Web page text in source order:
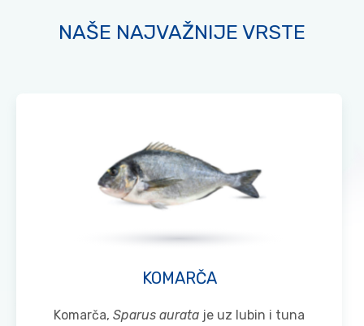
NAŠE NAJVAŽNIJE VRSTE
KOMARČA
Komarča, Sparus aurata je uz lubin i tuna